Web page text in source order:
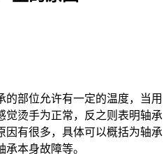
部位允许有一定的温度，当用
觉烫手为正常，反之则表明轴承
因有很多，具体可以概括为轴承
本身故障等。